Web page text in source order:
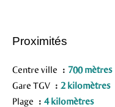
Proximités
Centre ville
700 mètres
Gare TGV
2 kilomètres
Plage
4 kilomètres